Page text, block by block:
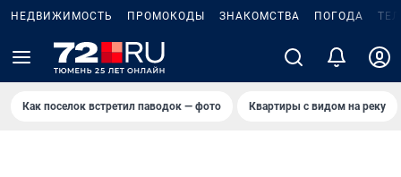
НЕДВИЖИМОСТЬ ПРОМОКОДЫ ЗНАКОМСТВА ПОГОДА
Как поселок встретил паводок — фото Квартиры с видом на реку